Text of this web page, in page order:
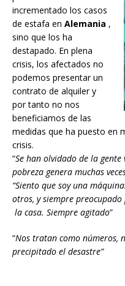
incrementado los casos
de estafa en Alemania ,
sino que los ha
destapado. En plena
crisis, los afectados no
podemos presentar un
contrato de alquiler y
por tanto no nos
beneficiamos de las
medidas que ha puesto en
crisis.
“Se han olvidado de la
pobreza genera muchas
“Siento que soy una
otros, y siempre
la casa. Siempre agitado”
“Nos tratan como números,
precipitado el desastre”